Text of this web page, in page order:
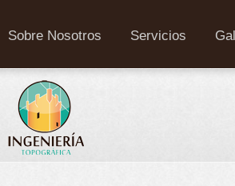
Sobre Nosotros Servicios